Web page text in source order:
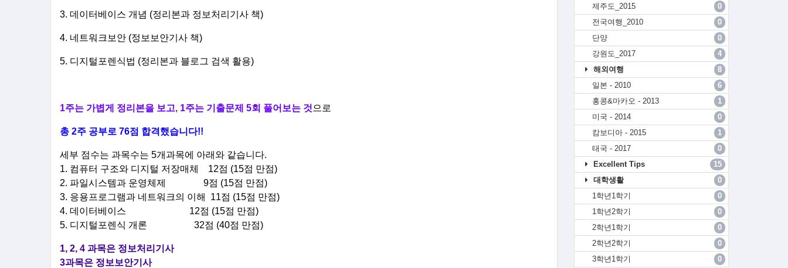
3. 데이터베이스 개념 (정리본과 정보처리기사 책)
4. 네트워크보안 (정보보안기사 책)
5. 디지털포렌식법 (정리본과 블로그 검색 활용)
1주는 가볍게 정리본을 보고, 1주는 기출문제 5회 풀어보는 것으로
총 2주 공부로 76점 합격했습니다!!
세부 점수는 과목수는 5개과목에 아래와 같습니다.
1. 컴퓨터 구조와 디지털 저장매체 12점 (15점 만점)
2. 파일시스템과 운영체제 9점 (15점 만점)
3. 응용프로그램과 네트워크의 이해 11점 (15점 만점)
4. 데이터베이스 12점 (15점 만점)
5. 디지털포렌식 개론 32점 (40점 만점)
1, 2, 4 과목은 정보처리기사
3과목은 정보보안기사
제주도_2015
0
전국여행_2010
0
단양
0
강원도_2017
4
해외여행
8
일본 - 2010
6
홍콩&마카오 - 2013
1
미국 - 2014
0
캄보디아 - 2015
1
태국 - 2017
0
Excellent Tips
15
대학생활
0
1학년1학기
0
1학년2학기
0
2학년1학기
0
2학년2학기
0
3학년1학기
0